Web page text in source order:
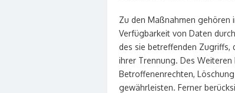
Zu den Maßnahmen gehören
Verfügbarkeit von Daten
des sie betreffenden Zugriffs,
ihrer Trennung. Des
Betroffenenrechten,
gewährleisten. Ferner